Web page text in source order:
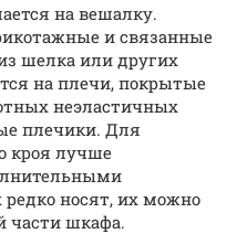
на вешалку.
и связанные
шелка или других
на плечи, покрытые
неэластичных
плечики. Для
кроя лучше
носят, их можно
части шкафа.